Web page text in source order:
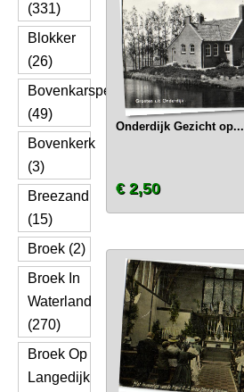
(331)
Blokker
(26)
Bovenkarspel
(49)
Bovenkerk
(3)
Breezand
(15)
Broek (2)
Broek In
Waterland
(270)
Broek Op
Langedijk
Onderdijk Gezicht op...
€ 2,50